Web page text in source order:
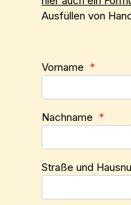
Ausfüllen von
Vorname *
Nachname *
Straße und